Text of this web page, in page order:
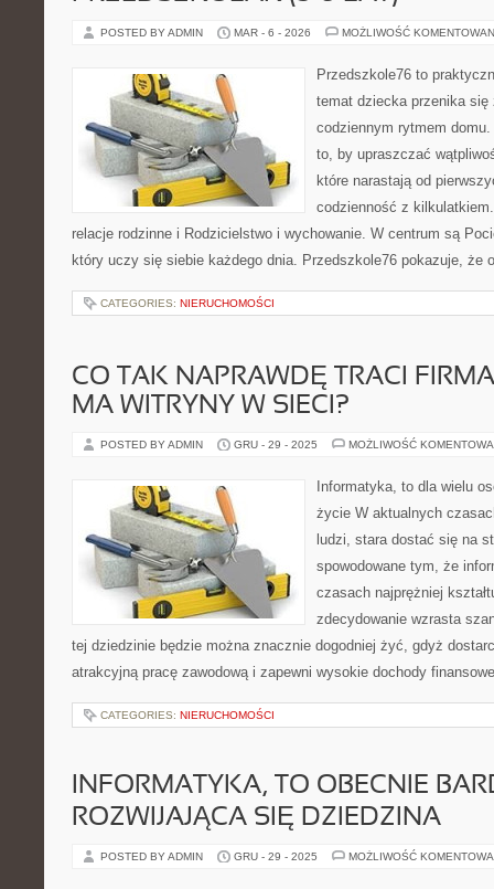
POSTED BY ADMIN MAR - 6 - 2026 MOŻLIWOŚĆ
Przedszkole76 to
temat dziecka przenika
codziennym rytmem
to, by upraszczać
które narastają od
codzienność z
relacje rodzinne i Rodzicielstwo i wychowanie. W centrum są
który uczy się siebie każdego dnia. Przedszkole76 pokazuje,
CATEGORIES: NIERUCHOMOŚCI
CO TAK NAPRAWDĘ TRACI
MA WITRYNY W SIECI?
POSTED BY ADMIN GRU - 29 - 2025 MOŻLIWOŚĆ
Informatyka, to dla wielu
życie W aktualnych
ludzi, stara dostać się na
spowodowane tym, że
czasach najprężniej
zdecydowanie wzrasta
tej dziedzinie będzie można znacznie dogodniej żyć, gdyż
atrakcyjną pracę zawodową i zapewni wysokie dochody
CATEGORIES: NIERUCHOMOŚCI
INFORMATYKA, TO OBECNIE
ROZWIJAJĄCA SIĘ DZIEDZINA
POSTED BY ADMIN GRU - 29 - 2025 MOŻLIWOŚĆ